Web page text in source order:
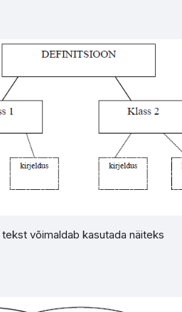
tekst võimaldab kasutada näiteks